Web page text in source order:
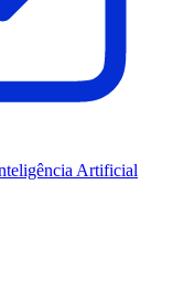
Artificial